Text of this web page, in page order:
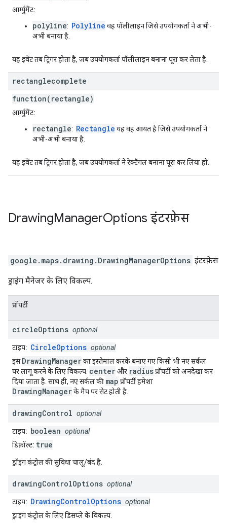
आर्ग्युमेंट:
polyline: Polyline वह पॉलीलाइन जिसे उपयोगकर्ता ने अभी-
अभी बनाया है.
यह इवेंट तब ट्रिगर होता है, जब उपयोगकर्ता पॉलीलाइन बनाना पूरा कर लेता है.
rectanglecomplete
function(rectangle)
आर्ग्युमेंट:
rectangle: Rectangle यह वह आयत है जिसे उपयोगकर्ता ने
अभी-अभी बनाया है.
यह इवेंट तब ट्रिगर होता है, जब उपयोगकर्ता ने रेक्टैंगल बनाना पूरा कर लिया हो.
DrawingManagerOptions इंटरफ़ेस
google.maps.drawing . DrawingManagerOptions इंटरफ़ेस
ड्राइंग मैनेजर के लिए विकल्प.
प्रॉपर्टी
circleOptions optional
टाइप: CircleOptions optional
इसDrawingManagerका इस्तेमाल करके बनाए गए किसी भी नए सर्कल
पर लागू करने के लिए विकल्प. centerऔर radiusप्रॉपर्टी को अनदेखा कर
दिया जाता है. साथ ही, नए सर्कल की map प्रॉपर्टी हमेशा
DrawingManagerके मैप पर सेट होती है.
drawingControl optional
टाइप: boolean optional
डिफ़ॉल्ट: true
ड्रॉइंग कंट्रोल की सुविधा चालू/बंद है.
drawingControlOptions optional
टाइप: DrawingControlOptions optional
ड्राइंग कंट्रोल के लिए डिसप्ले के विकल्प.